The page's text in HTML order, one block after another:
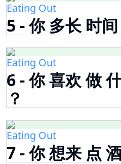
Eating Out
5 - 你 多长 时
Eating Out
6 - 你 喜欢 做
？
Eating Out
7 - 你 想来 点